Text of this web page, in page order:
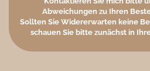
Abweichungen zu Ihren
Sollten Sie Widererwarten keine
schauen Sie bitte zunächst in